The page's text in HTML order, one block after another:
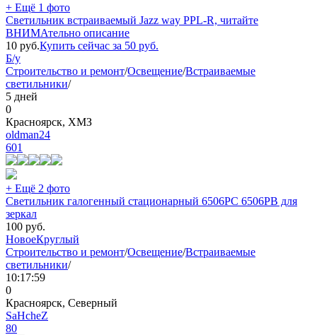
+ Ещё 1 фото
Светильник встраиваемый Jazz way PPL-R, читайте
ВНИМАтельно описание
10 руб.Купить сейчас за 50 руб.
Б/у
Строительство и ремонт/Освещение/Встраиваемые
светильники/
5 дней
0
Красноярск, ХМЗ
oldman24
601
+ Ещё 2 фото
Светильник галогенный стационарный 6506PC 6506PB для
зеркал
100 руб.
НовоеКруглый
Строительство и ремонт/Освещение/Встраиваемые
светильники/
10:17:59
0
Красноярск, Северный
SaHcheZ
80